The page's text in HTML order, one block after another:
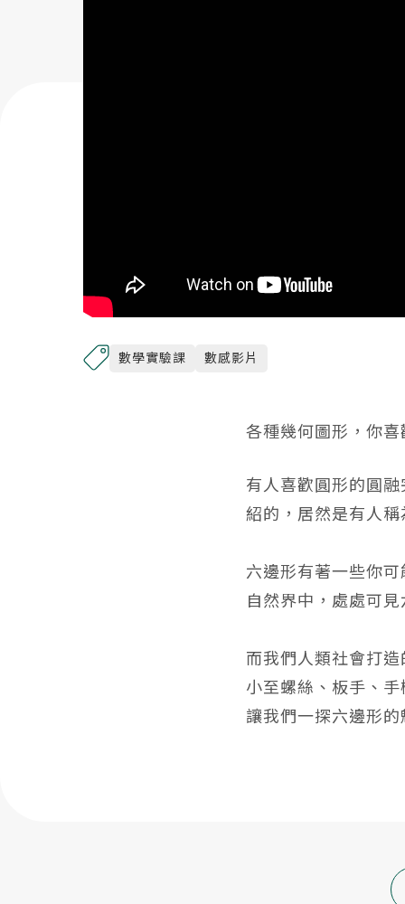
數學實驗課 數感影片
各種幾何圖形，你
有人喜歡圓形的圓
紹的，居然是有人
六邊形有著一些你
自然界中，處處可
而我們人類社會打
小至螺絲、板手、
讓我們一探六邊形